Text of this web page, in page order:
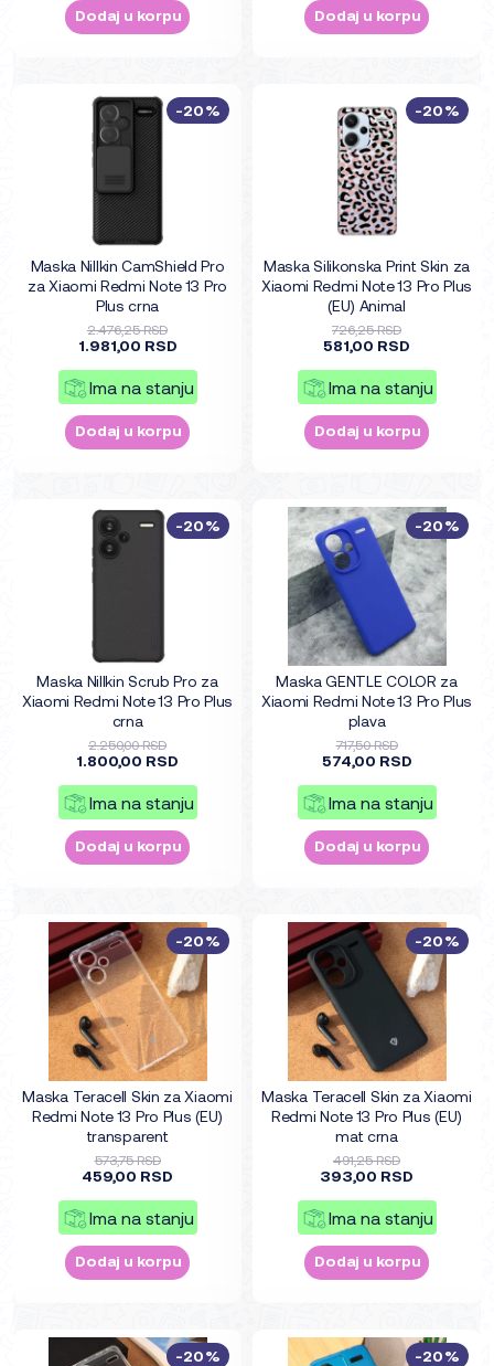
Dodaj u korpu Dodaj u korpu
Maska Nillkin CamShield Pro
za Xiaomi Redmi Note 13 Pro
Plus crna
2.476,25 RSD
1.981,00 RSD
Ima na stanju
Dodaj u korpu
-20%
Maska Silikonska Print Skin za
Xiaomi Redmi Note 13 Pro Plus
(EU) Animal
726,25 RSD
581,00 RSD
Ima na stanju
Dodaj u korpu
-20%
Maska Nillkin Scrub Pro za
Xiaomi Redmi Note 13 Pro Plus
crna
2.250,00 RSD
1.800,00 RSD
Ima na stanju
Dodaj u korpu
-20%
Maska GENTLE COLOR za
Xiaomi Redmi Note 13 Pro Plus
plava
717,50 RSD
574,00 RSD
Ima na stanju
Dodaj u korpu
-20%
Maska Teracell Skin za Xiaomi
Redmi Note 13 Pro Plus (EU)
transparent
573,75 RSD
459,00 RSD
Ima na stanju
Dodaj u korpu
-20%
Maska Teracell Skin za Xiaomi
Redmi Note 13 Pro Plus (EU)
mat crna
491,25 RSD
393,00 RSD
Ima na stanju
Dodaj u korpu
-20%
-20% -20%